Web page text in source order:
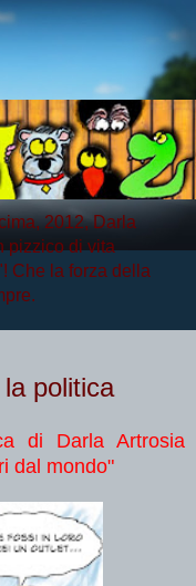
2012, Darla
pizzico di vita
Che la forza della
politica
di Darla Artrosia
dal mondo"